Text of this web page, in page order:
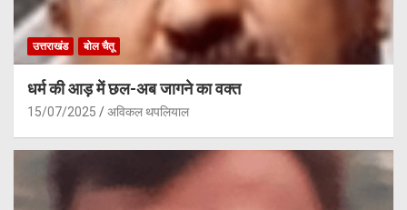
उत्तराखंड बोल चैतू
धर्म की आड़ में छल-अब जागने का वक्त
15/07/2025 अविकल थपलियाल